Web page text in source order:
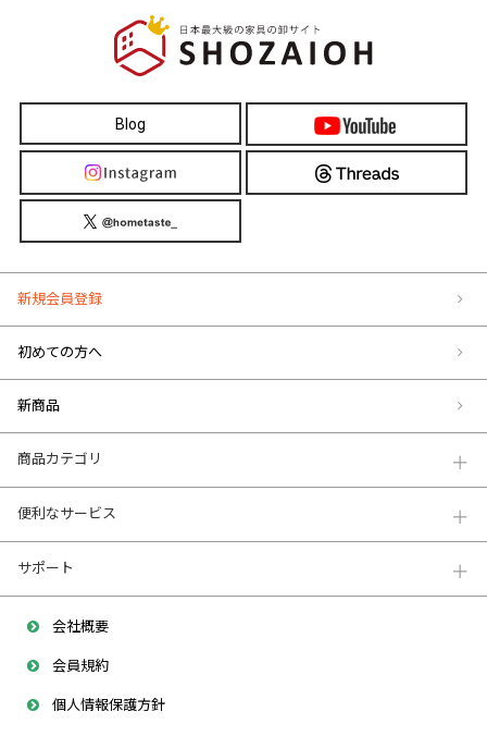
Blog
新規会員登録
初めての方へ
新商品
商品カテゴリ
便利なサービス
サポート
会社概要
会員規約
個人情報保護方針